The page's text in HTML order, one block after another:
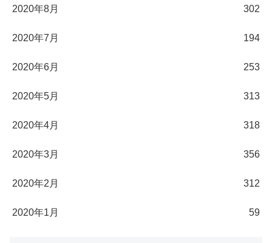
2020年8月 302
2020年7月 194
2020年6月 253
2020年5月 313
2020年4月 318
2020年3月 356
2020年2月 312
2020年1月 59